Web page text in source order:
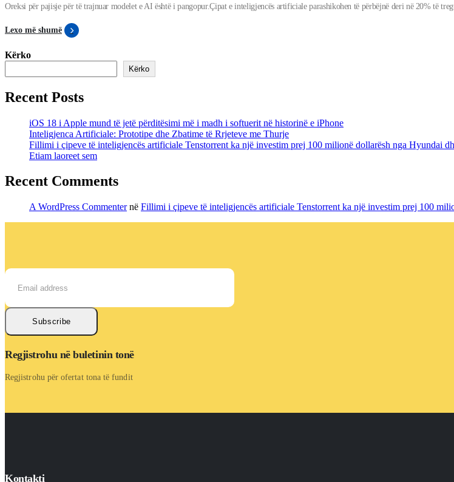
Oreksi për pajisje për të trajnuar modelet e AI është i pangopur.Çipat e inteligjencës artificiale parashikohen të përbëjnë deri në 20% të
Lexo më shumë
Kërko
Kërko
Recent Posts
iOS 18 i Apple mund të jetë përditësimi më i madh i softuerit në historinë e iPhone
Inteligjenca Artificiale: Prototipe dhe Zbatime të Rrjeteve me Thurje
Fillimi i çipeve të inteligjencës artificiale Tenstorrent ka një investim prej 100 milionë dollarësh nga Hyundai
Etiam laoreet sem
Recent Comments
A WordPress Commenternë Fillimi i çipeve të inteligjencës artificiale Tenstorrent ka një investim prej 100
Subscribe
Regjistrohu në buletinin tonë
Regjistrohu për ofertat tona të fundit
Kontakti